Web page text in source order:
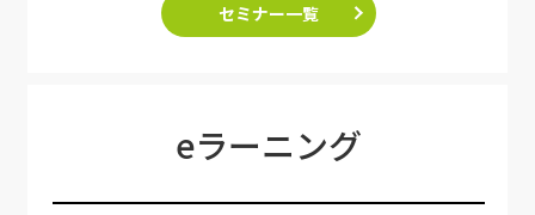
セミナー一覧
eラーニング